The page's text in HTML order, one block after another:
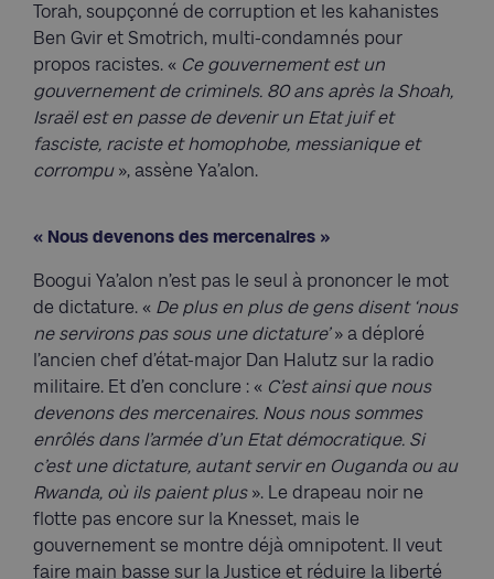
Torah, soupçonné de corruption et les kahanistes
Ben Gvir et Smotrich, multi-condamnés pour
propos racistes. « Ce gouvernement est un
gouvernement de criminels. 80 ans après la Shoah,
Israël est en passe de devenir un Etat juif et
fasciste, raciste et homophobe, messianique et
corrompu », assène Ya’alon.
« Nous devenons des mercenaires »
Boogui Ya’alon n’est pas le seul à prononcer le mot
de dictature. « De plus en plus de gens disent ‘nous
ne servirons pas sous une dictature’» a déploré
l’ancien chef d’état-major Dan Halutz sur la radio
militaire. Et d’en conclure : « C’est ainsi que nous
devenons des mercenaires. Nous nous sommes
enrôlés dans l’armée d’un Etat démocratique. Si
c’est une dictature, autant servir en Ouganda ou au
Rwanda, où ils paient plus». Le drapeau noir ne
flotte pas encore sur la Knesset, mais le
gouvernement se montre déjà omnipotent. Il veut
faire main basse sur la Justice et réduire la liberté